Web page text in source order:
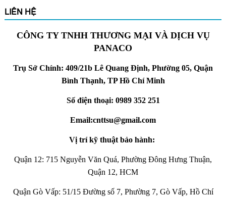
LIÊN HỆ
CÔNG TY TNHH THƯƠNG MẠI VÀ DỊCH VỤ
PANACO
Trụ Sở Chính: 409/21b Lê Quang Định, Phường 05, Quận
Bình Thạnh, TP Hồ Chí Minh
Số điện thoại: 0989 352 251
Email:cnttsu@gmail.com
Vị trí kỹ thuật bảo hành:
Quận 12: 715 Nguyễn Văn Quá, Phường Đông Hưng Thuận,
Quận 12, HCM
Quận Gò Vấp: 51/15 Đường số 7, Phường 7, Gò Vấp, Hồ Chí